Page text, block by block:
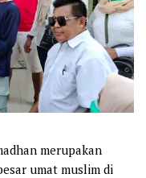
merupakan
umat muslim di